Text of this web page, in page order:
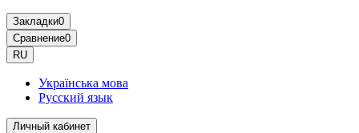
Закладки0
Сравнение0
RU
Українська мова
Русский язык
Личный кабинет